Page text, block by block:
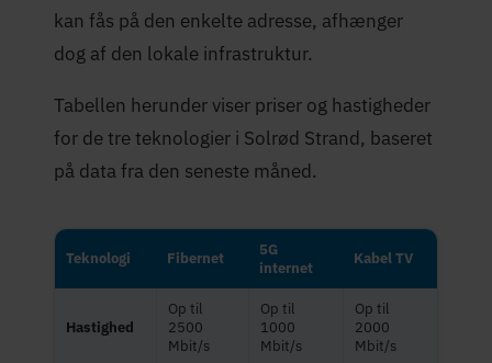
kan fås på den enkelte adresse, afhænger
dog af den lokale infrastruktur.
Tabellen herunder viser priser og hastigheder
for de tre teknologier i Solrød Strand, baseret
på data fra den seneste måned.
Teknologi Fibernet
5G
internet
Kabel TV
Hastighed
Op til
2500
Mbit/s
Op til
1000
Mbit/s
Op til
2000
Mbit/s